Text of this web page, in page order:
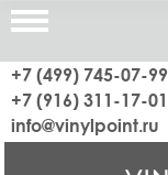
+7 (499) 745-07-99
+7 (916) 311-17-01
info@vinylpoint.ru